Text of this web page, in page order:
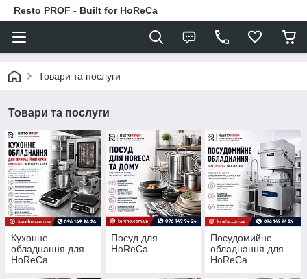
Resto PROF - Built for HoReCa
Товари та послуги
Товари та послуги
Кухонне
обладнання для
HoReCa
Посуд для
HoReCa
Посудомийне
обладнання для
HoReCa